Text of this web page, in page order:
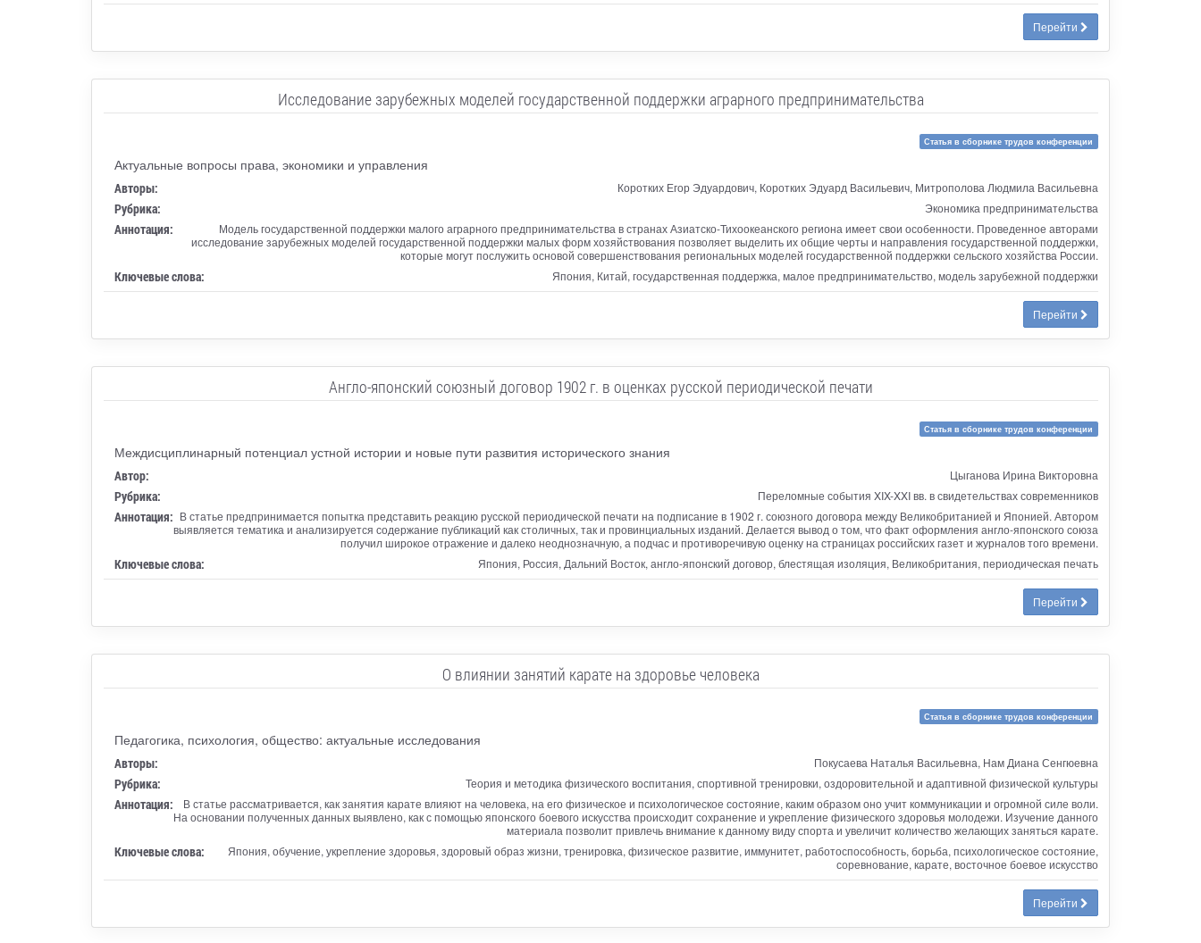
Перейти
Исследование зарубежных моделей государственной поддержки аграрного предпринимательства
Статья в сборнике трудов конференции
Актуальные вопросы права, экономики и управления
Авторы: Коротких Егор Эдуардович, Коротких Эдуард Васильевич, Митрополова Людмила Васильевна
Рубрика: Экономика предпринимательства
Аннотация:
Модель государственной поддержки малого аграрного предпринимательства в странах Азиатско-Тихоокеанского региона имеет свои особенности. Проведенное авторами
исследование зарубежных моделей государственной поддержки малых форм хозяйствования позволяет выделить их общие черты и направления государственной поддержки,
которые могут послужить основой совершенствования региональных моделей государственной поддержки сельского хозяйства России.
Ключевые слова: Япония, Китай, государственная поддержка, малое предпринимательство, модель зарубежной поддержки
Перейти
Англо-японский союзный договор 1902 г. в оценках русской периодической печати
Статья в сборнике трудов конференции
Междисциплинарный потенциал устной истории и новые пути развития исторического знания
Автор: Цыганова Ирина Викторовна
Рубрика: Переломные события XIX-XXI вв. в свидетельствах современников
Аннотация: В статье предпринимается попытка представить реакцию русской периодической печати на подписание в 1902 г. союзного договора между Великобританией и Японией. Автором
выявляется тематика и анализируется содержание публикаций как столичных, так и провинциальных изданий. Делается вывод о том, что факт оформления англо-японского союза
получил широкое отражение и далеко неоднозначную, а подчас и противоречивую оценку на страницах российских газет и журналов того времени.
Ключевые слова: Япония, Россия, Дальний Восток, англо-японский договор, блестящая изоляция, Великобритания, периодическая печать
Перейти
О влиянии занятий карате на здоровье человека
Статья в сборнике трудов конференции
Педагогика, психология, общество: актуальные исследования
Авторы: Покусаева Наталья Васильевна, Нам Диана Сенгюевна
Рубрика: Теория и методика физического воспитания, спортивной тренировки, оздоровительной и адаптивной физической культуры
Аннотация:
В статье рассматривается, как занятия карате влияют на человека, на его физическое и психологическое состояние, каким образом оно учит коммуникации и огромной силе воли.
На основании полученных данных выявлено, как с помощью японского боевого искусства происходит сохранение и укрепление физического здоровья молодежи. Изучение данного
материала позволит привлечь внимание к данному виду спорта и увеличит количество желающих заняться карате.
Ключевые слова:
Япония, обучение, укрепление здоровья, здоровый образ жизни, тренировка, физическое развитие, иммунитет, работоспособность, борьба, психологическое состояние,
соревнование, карате, восточное боевое искусство
Перейти